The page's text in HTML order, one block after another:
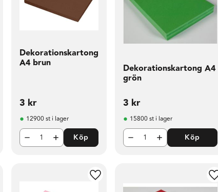
Dekorationskartong
A4 brun
3 kr
12900 st i lager
Köp
Dekorationskartong A4
grön
3 kr
15800 st i lager
Köp
till i favoriter Lägg till i favoriter